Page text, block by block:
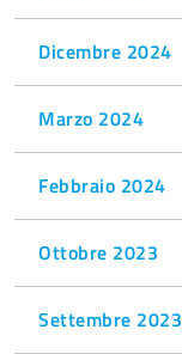
Dicembre 2024
Marzo 2024
Febbraio 2024
Ottobre 2023
Settembre 2023